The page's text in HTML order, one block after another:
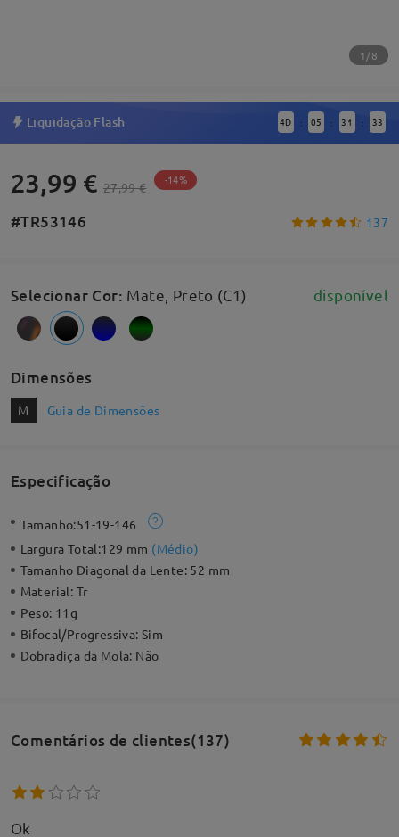
1/8
Liquidação Flash 4D : 05 : 31 : 32
23,99 € 27,99 € -14%
#TR53146 137
Selecionar Cor: Mate, Preto (C1) disponível
Dimensões
M Guia de Dimensões
Especificação
Tamanho:51-19-146
Largura Total:129 mm (Médio)
Tamanho Diagonal da Lente: 52 mm
Material: Tr
Peso: 11g
Bifocal/Progressiva:Sim
Dobradiça da Mola: Não
Comentários de clientes(137)
Ok